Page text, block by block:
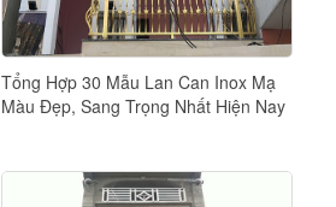
Tổng Hợp 30 Mẫu Lan Can Inox Mạ
Màu Đẹp, Sang Trọng Nhất Hiện Nay